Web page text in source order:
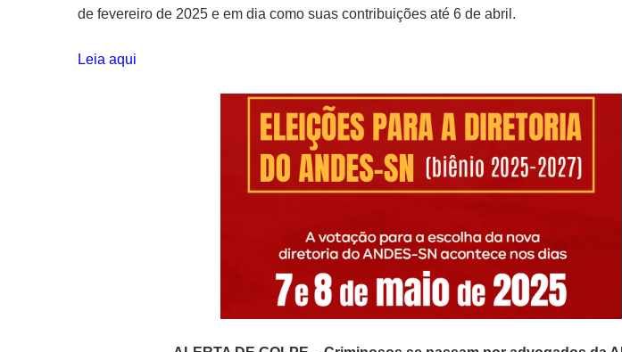
de fevereiro de 2025 e em dia como suas contribuições até 6 de abril.
Leia aqui